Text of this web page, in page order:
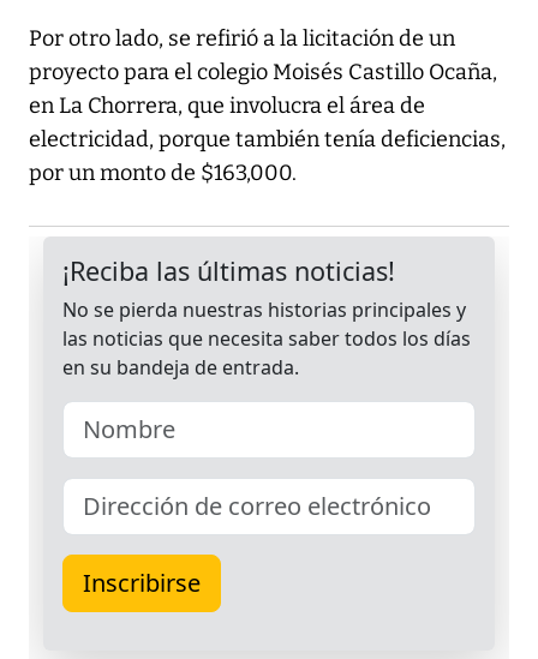
Por otro lado, se refirió a la licitación de un
proyecto para el colegio Moisés Castillo Ocaña,
en La Chorrera, que involucra el área de
electricidad, porque también tenía deficiencias,
por un monto de $163,000.